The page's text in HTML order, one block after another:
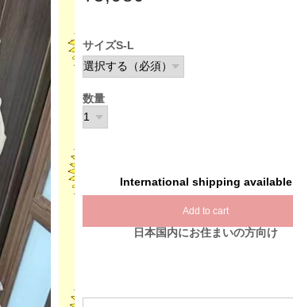
サイズS-L
数量
International shipping available
Add to cart
日本国内にお住まいの方向け